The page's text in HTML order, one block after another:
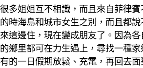
很多姐姐互不相識，而且來自菲律
的時海島和城市女生之別，而且都
來這邊住，現在變成朋友了。因為
的鄉里都可在力生遇上，尋找一種
有的一日假期放鬆、充電，再回去面